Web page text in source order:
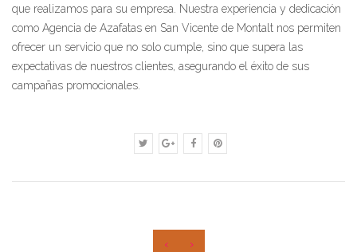
que realizamos para su empresa. Nuestra experiencia y dedicación
como Agencia de Azafatas en San Vicente de Montalt nos permiten
ofrecer un servicio que no solo cumple, sino que supera las
expectativas de nuestros clientes, asegurando el éxito de sus
campañas promocionales.
‹ ›